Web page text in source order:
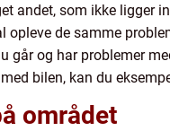
andet, som ikke ligger
opleve de samme
går og har problemer
bilen, kan du
området